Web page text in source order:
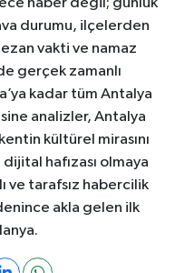
haber değil; günlük
durumu, ilçelerden
vakti ve namaz
gerçek zamanlı
kadar tüm Antalya
analizler, Antalya
kültürel mirasını
hafızası olmaya
ve tarafsız habercilik
akla gelen ilk